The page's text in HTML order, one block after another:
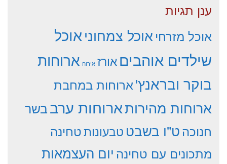
ענן תגיות
אוכל מזרחי אוכל צמחוניאוכל
שילדים אוהביםאורז אירוח ארוחות
בוקר ובראנץ'ארוחות במחבת
ארוחות מהירותארוחות ערבבשר
חנוכהט"ו בשבט טבעונותטחינה
מתכונים עם טחינה יום העצמאות